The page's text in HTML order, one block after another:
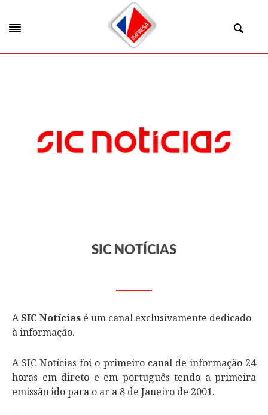
SIC NOTÍCIAS
ASIC Notícias é um canal exclusivamente dedicado
à informação.
A SIC Notícias foi o primeiro canal de informação 24
horas em direto e em português tendo a primeira
emissão ido para o ar a 8 de Janeiro de 2001.